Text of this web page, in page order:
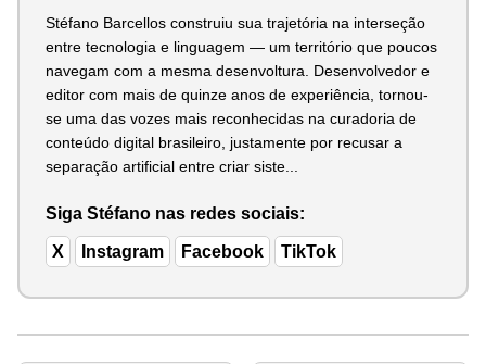
Stéfano Barcellos construiu sua trajetória na interseção
entre tecnologia e linguagem — um território que poucos
navegam com a mesma desenvoltura. Desenvolvedor e
editor com mais de quinze anos de experiência, tornou-
se uma das vozes mais reconhecidas na curadoria de
conteúdo digital brasileiro, justamente por recusar a
separação artificial entre criar siste...
Siga Stéfano nas redes sociais:
X Instagram Facebook TikTok